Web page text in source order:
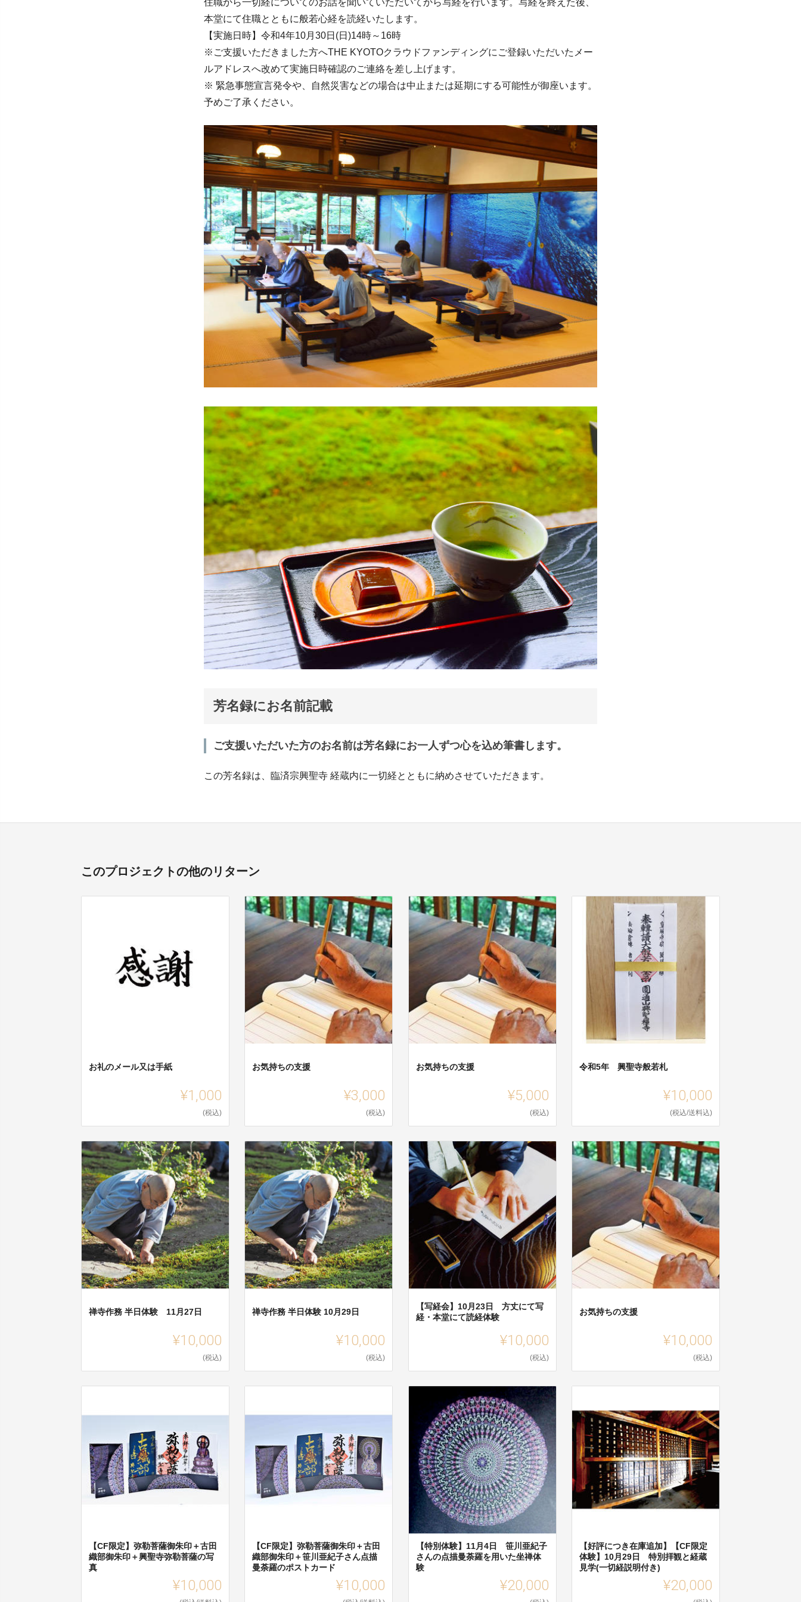
本堂にて住職とともに般若心経を読経いたします。
【実施日時】令和4年10月30日(日)14時～16時
※ご支援いただきました方へTHE KYOTOクラウドファンディングにご登録いただいたメー
ルアドレスへ改めて実施日時確認のご連絡を差し上げます。
※ 緊急事態宣言発令や、自然災害などの場合は中止または延期にする可能性が御座います。
予めご了承ください。
芳名録にお名前記載
ご支援いただいた方のお名前は芳名録にお一人ずつ心を込め筆書します。
この芳名録は、臨済宗興聖寺 経蔵内に一切経とともに納めさせていただきます。
このプロジェクトの他のリターン
お礼のメール又は手紙
¥1,000
(税込)
お気持ちの支援
¥3,000
(税込)
お気持ちの支援
¥5,000
(税込)
令和5年 興聖寺般若札
¥10,000
(税込/送料込)
禅寺作務 半日体験 11月27日
¥10,000
(税込)
禅寺作務 半日体験 10月29日
¥10,000
(税込)
【写経会】10月23日 方丈にて写
経・本堂にて読経体験
¥10,000
(税込)
お気持ちの支援
¥10,000
(税込)
【CF限定】弥勒菩薩御朱印＋古田
織部御朱印＋興聖寺弥勒菩薩の写
真
¥10,000
【CF限定】弥勒菩薩御朱印＋古田
織部御朱印＋笹川亜紀子さん点描
曼荼羅のポストカード
¥10,000
【特別体験】11月4日 笹川亜紀子
さんの点描曼荼羅を用いた坐禅体
験
¥20,000
【好評につき在庫追加】【CF限定
体験】10月29日 特別拝観と経蔵
見学(一切経説明付き)
¥20,000